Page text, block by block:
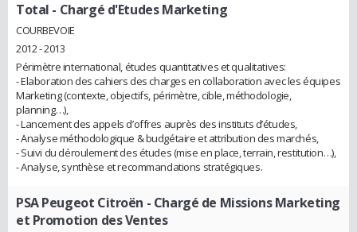
Total - Chargé d'Etudes Marketing
COURBEVOIE
2012 - 2013
Périmètre international, études quantitatives et qualitatives:
- Elaboration des cahiers des charges en collaboration avec les équipes
Marketing (contexte, objectifs, périmètre, cible, méthodologie,
planning…),
- Lancement des appels d’offres auprès des instituts d’études,
- Analyse méthodologique & budgétaire et attribution des marchés,
- Suivi du déroulement des études (mise en place, terrain, restitution…),
- Analyse, synthèse et recommandations stratégiques.
PSA Peugeot Citroën - Chargé de Missions Marketing
et Promotion des Ventes